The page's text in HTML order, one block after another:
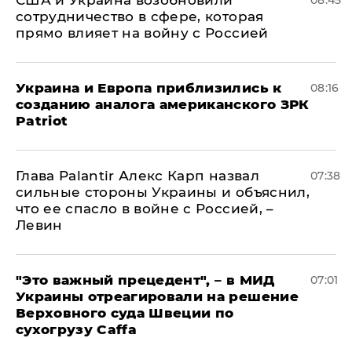
сотрудничество в сфере, которая
прямо влияет на войну с Россией
Украина и Европа приблизились к
созданию аналога американского ЗРК
Patriot
08:16
Глава Palantir Алекс Карп назвал
сильные стороны Украины и объяснил,
что ее спасло в войне с Россией, –
Левин
07:38
"Это важный прецедент", – в МИД
Украины отреагировали на решение
Верховного суда Швеции по
сухогрузу Caffa
07:01